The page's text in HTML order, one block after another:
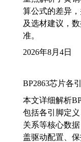
算公式的差异
及选材建议，
准。
2026年8月4日
BP2863芯片各
本文详细解析
包括各引脚定
关系等核心数
盖驱动配置、